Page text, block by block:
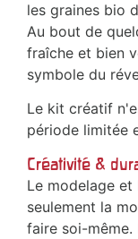
les graines bio
Au bout de
fraîche et bien
symbole du
Le kit créatif
période limitée
Créativité &
Le modelage
seulement la
faire soi-même.